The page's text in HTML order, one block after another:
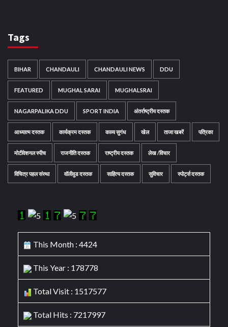
Tags
BIHAR CHANDAULI CHANDAULI NEWS DDU
FEATURED MUGHAL SARAI MUGHALSRAI
NAGARPALIKA DDU SPORT INDIA अंतर्राष्ट्रीय दस्तक
आध्यात्म दस्तक कार्यक्रम दस्तक काव्य सुगंध खेल ताजा खबरें पत्रिका
मोटीवेशनल स्पीच राजनीति दस्तक राष्ट्रीय दस्तक लेख /विचार
विचित्र पहल संस्था वॉलीवुड दस्तक साहित्य दस्तक सुविचार स्पोर्ट्स दस्तक
This Month : 4424
This Year : 178778
Total Visit : 1517577
Total Hits : 7217997